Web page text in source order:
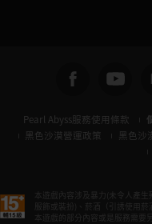
Pearl Abyss服務使用條款
黑色沙漠營運政策
黑色沙
本遊戲內容涉及暴力(未令人產
服飾或裝扮)、菸酒（引誘使用菸
本遊戲的部分內容或是服務需要